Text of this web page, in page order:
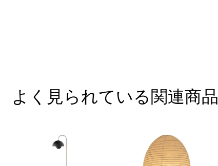
よく見られている関連商品